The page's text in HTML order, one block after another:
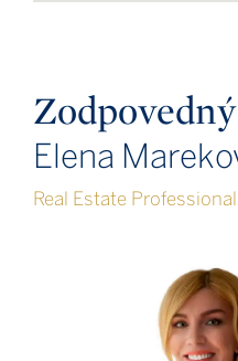
Elena
Real Estate Professional